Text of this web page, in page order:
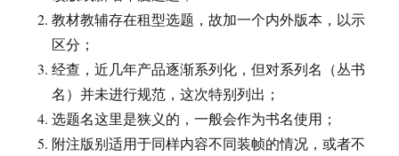
教材教辅存在租型选题，故加一个内外版本，以示
区分；
经查，近几年产品逐渐系列化，但对系列名（丛书
名）并未进行规范，这次特别列出；
选题名这里是狭义的，一般会作为书名使用；
附注版别适用于同样内容不同装帧的情况，或者不